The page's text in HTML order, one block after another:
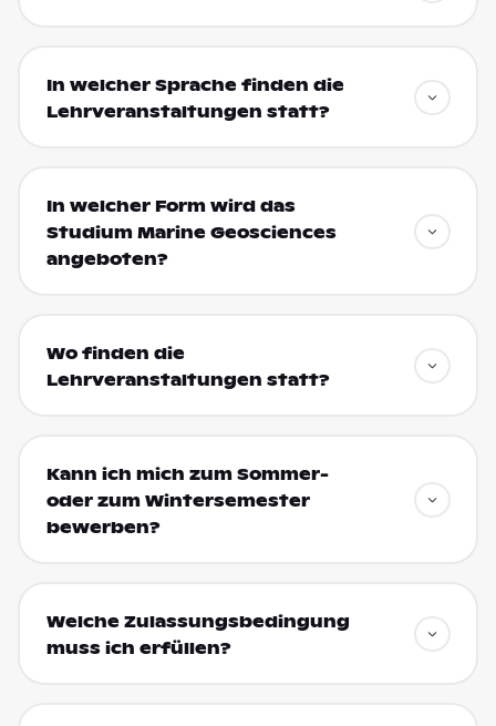
In welcher Sprache finden die
Lehrveranstaltungen statt?
In welcher Form wird das
Studium Marine Geosciences
angeboten?
Wo finden die
Lehrveranstaltungen statt?
Kann ich mich zum Sommer-
oder zum Wintersemester
bewerben?
Welche Zulassungsbedingung
muss ich erfüllen?